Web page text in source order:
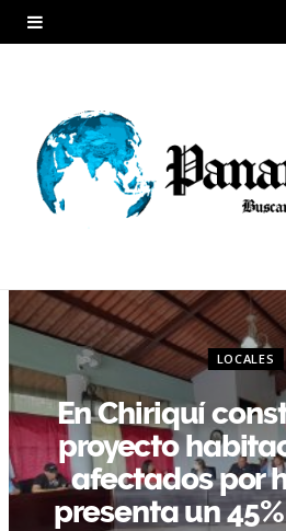
LOCALES
En Chiriquí
proyecto
afectados por
presenta un